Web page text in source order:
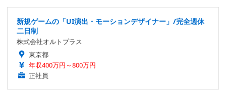
新規ゲームの「UI演出・モーションデザイナー」/完全週休
二日制
株式会社オルトプラス
東京都
年収400万円～800万円
正社員